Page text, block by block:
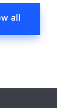
all